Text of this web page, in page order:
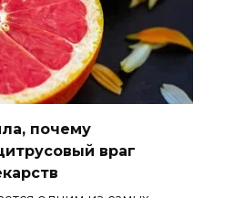
почему
враг